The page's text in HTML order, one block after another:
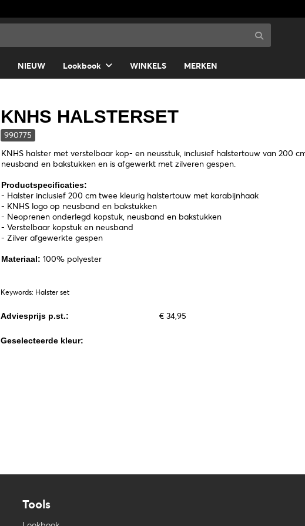
NIEUW Lookbook WINKELS MERKEN
KNHS HALSTERSET
990775
KNHS halster met verstelbaar kop- en neusstuk, inclusief halstertouw van 200
neusband en bakstukken en is afgewerkt met zilveren gespen.
Productspecificaties:
- Halster inclusief 200 cm twee kleurig halstertouw met karabijnhaak
- KNHS logo op neusband en bakstukken
- Neoprenen onderlegd kopstuk, neusband en bakstukken
- Verstelbaar kopstuk en neusband
- Zilver afgewerkte gespen
Materiaal: 100% polyester
Keywords: Halster set
Adviesprijs p.st.: € 34,95
Geselecteerde kleur:
Tools